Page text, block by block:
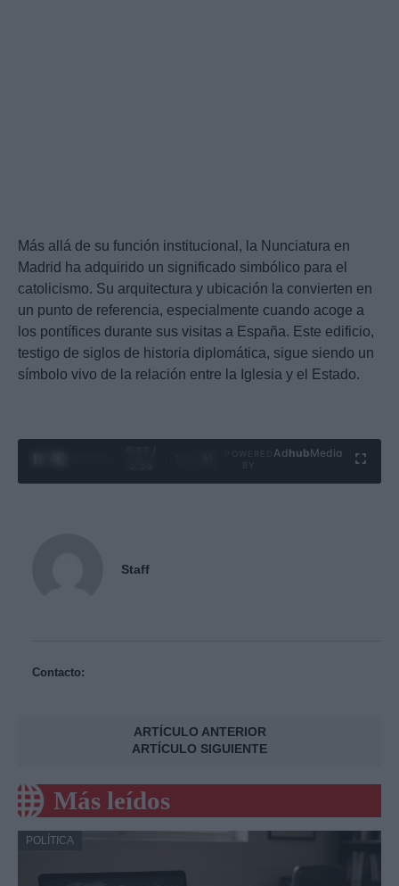
Más allá de su función institucional, la Nunciatura en
Madrid ha adquirido un significado simbólico para el
catolicismo. Su arquitectura y ubicación la convierten en
un punto de referencia, especialmente cuando acoge a
los pontífices durante sus visitas a España. Este edificio,
testigo de siglos de historia diplomática, sigue siendo un
símbolo vivo de la relación entre la Iglesia y el Estado.
Ad hubMedia
Staff
Contacto:
ARTÍCULO ANTERIOR
ARTÍCULO SIGUIENTE
Más leídos
POLÍTICA